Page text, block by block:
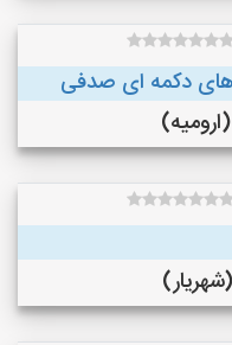
های دکمه ای صدفی